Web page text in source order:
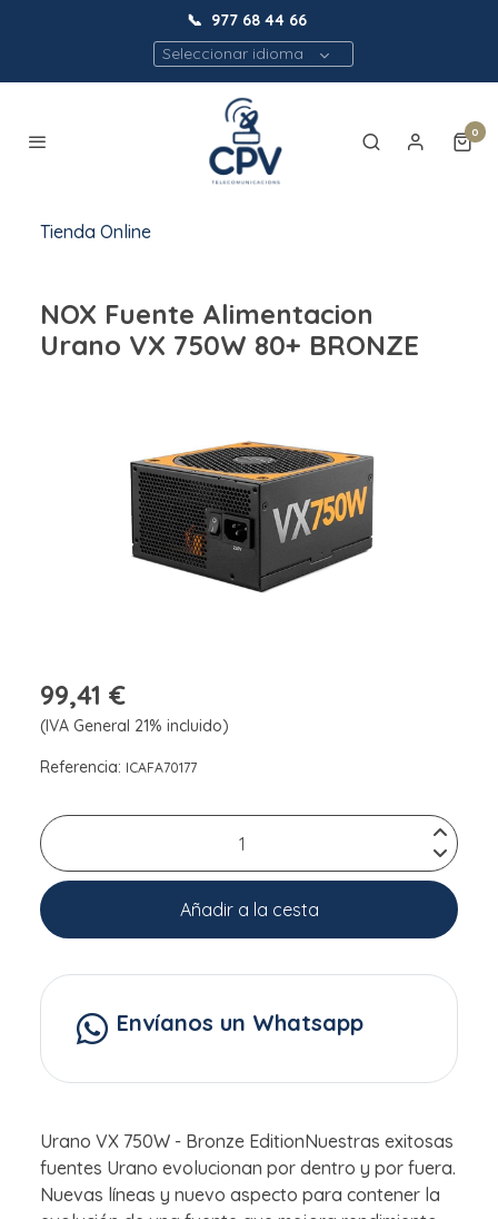
📞 977 68 44 66
Seleccionar idioma
0
Tienda Online
NOX Fuente Alimentacion
Urano VX 750W 80+ BRONZE
99,41 €
(IVA General 21% incluido)
Referencia: ICAFA70177
Añadir a la cesta
Envíanos un Whatsapp
Urano VX 750W - Bronze EditionNuestras exitosas
fuentes Urano evolucionan por dentro y por fuera.
Nuevas líneas y nuevo aspecto para contener la